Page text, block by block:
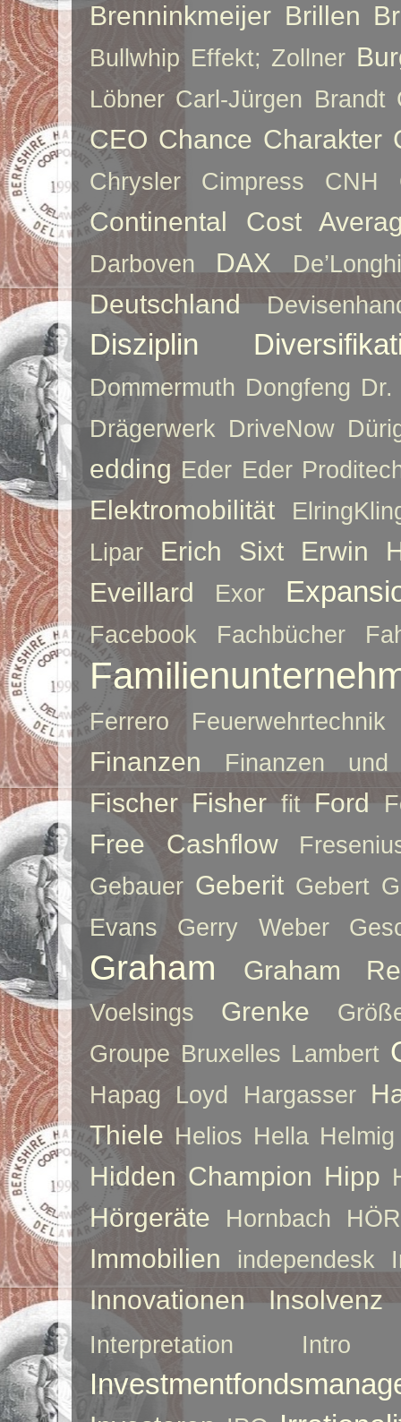
Brenninkmeijer Brillen
Bullwhip Effekt; Zollner
Löbner Carl-Jürgen Brandt
CEO Chance Charakter
Chrysler Cimpress CNH
Continental Cost
Darboven DAX De’Longhi
Deutschland
Disziplin
Dommermuth Dongfeng Dr.
Drägerwerk DriveNow
edding Eder Eder
Elektromobilität
Lipar
Erich Sixt
Erwin
Eveillard
Exor
Facebook Fachbücher
Ferrero Feuerwehrtechnik
Finanzen Finanzen und
Fischer Fisher fit Ford
Free Cashflow
Gebauer Geberit Gebert
Evans
Gerry Weber
Graham Graham
Voelsings Grenke
Groupe Bruxelles Lambert
Hapag Loyd Hargasser
Thiele Helios Hella Helmig
Hidden Champion Hipp
Hörgeräte Hornbach
Immobilien independesk
Innovationen Insolvenz
Interpretation Intro